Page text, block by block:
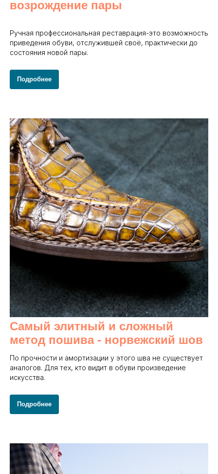
возрождение пары
Ручная профессиональная реставрация-это возможность
приведения обуви, отслужившей своё, практически до
состояния новой пары.
Подробнее
Самый элитный и сложный
метод пошива - норвежский шов
По прочности и амортизации у этого шва не существует
аналогов. Для тех, кто видит в обуви произведение
искусства.
Подробнее